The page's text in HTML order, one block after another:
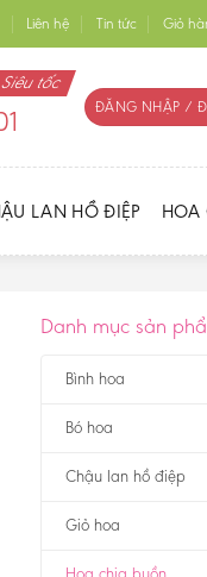
Liên hệ Tin tức Giỏ
Siêu tốc
ĐĂNG NHẬP /
LAN HỒ ĐIỆP HOA
Danh mục sản
Bình hoa
Bó hoa
Chậu lan hồ điệp
Giỏ hoa